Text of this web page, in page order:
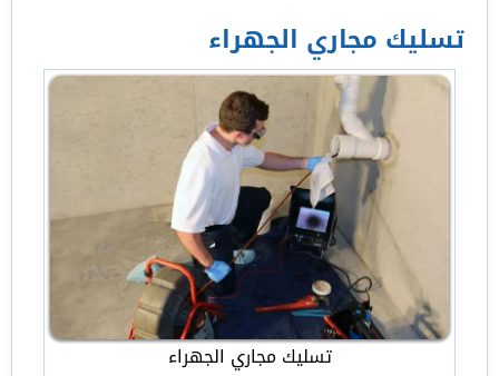
تسليك مجاري الجهراء
تسليك مجاري الجهراء